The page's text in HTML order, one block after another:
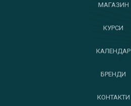
МАГАЗИН
КУРСИ
КАЛЕНДАР
БРЕНДИ
КОНТАКТИ